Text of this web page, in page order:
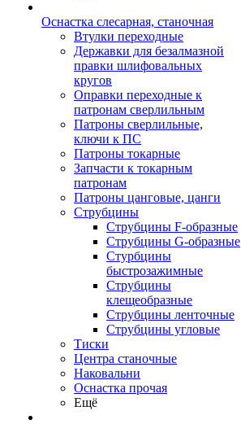
Оснастка слесарная, станочная
Втулки переходные
Державки для безалмазной
правки шлифовальных
кругов
Оправки переходные к
патронам сверлильным
Патроны сверлильные,
ключи к ПС
Патроны токарные
Запчасти к токарным
патронам
Патроны цанговые, цанги
Струбцины
Струбцины F-образные
Струбцины G-образные
Стурбцины
быстрозажимные
Струбцины
клещеобразные
Струбцины ленточные
Струбцины угловые
Тиски
Центра станочные
Наковальни
Оснастка прочая
Ещё